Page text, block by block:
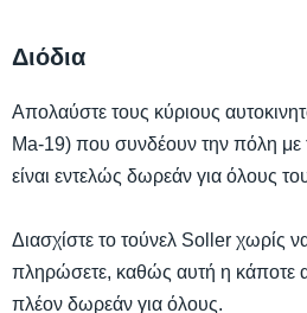
Διόδια
Απολαύστε τους κύριους
Ma-19) που συνδέουν την πόλη
είναι εντελώς δωρεάν για όλους
Διασχίστε το τούνελ Soller χωρίς
πληρώσετε, καθώς αυτή η κάποτε
πλέον δωρεάν για όλους.